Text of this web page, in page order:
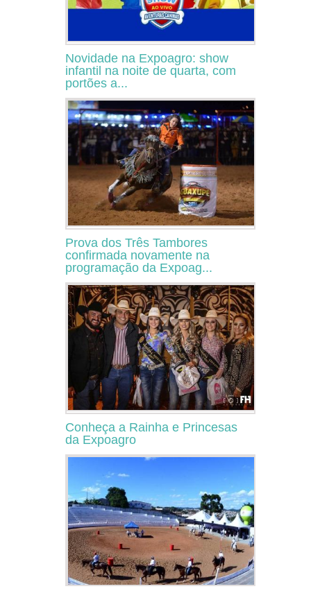
Novidade na Expoagro: show
infantil na noite de quarta, com
portões a...
Prova dos Três Tambores
confirmada novamente na
programação da Expoag...
Conheça a Rainha e Princesas
da Expoagro